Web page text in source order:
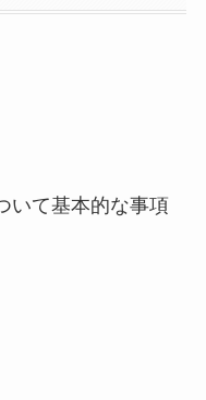
いて基本的な事項